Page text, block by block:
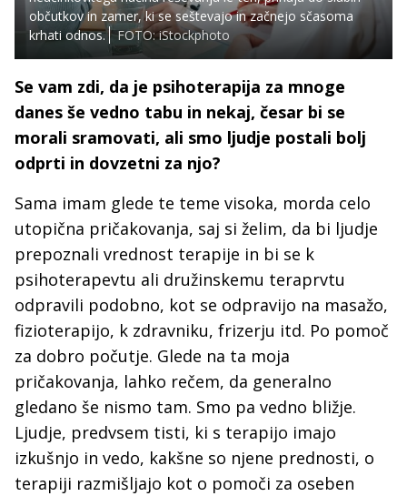
občutkov in zamer, ki se seštevajo in začnejo sčasoma
krhati odnos.
FOTO: iStockphoto
Se vam zdi, da je psihoterapija za mnoge
danes še vedno tabu in nekaj, česar bi se
morali sramovati, ali smo ljudje postali bolj
odprti in dovzetni za njo?
Sama imam glede te teme visoka, morda celo
utopična pričakovanja, saj si želim, da bi ljudje
prepoznali vrednost terapije in bi se k
psihoterapevtu ali družinskemu teraprvtu
odpravili podobno, kot se odpravijo na masažo,
fizioterapijo, k zdravniku, frizerju itd. Po pomoč
za dobro počutje. Glede na ta moja
pričakovanja, lahko rečem, da generalno
gledano še nismo tam. Smo pa vedno bližje.
Ljudje, predvsem tisti, ki s terapijo imajo
izkušnjo in vedo, kakšne so njene prednosti, o
terapiji razmišljajo kot o pomoči za oseben